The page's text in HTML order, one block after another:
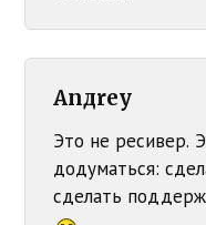
Anдrey
Это не ресивер.
додуматься:
сделать